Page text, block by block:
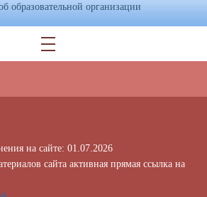
образовательной организации
на сайте: 01.07.2026
сайта активная прямая ссылка на